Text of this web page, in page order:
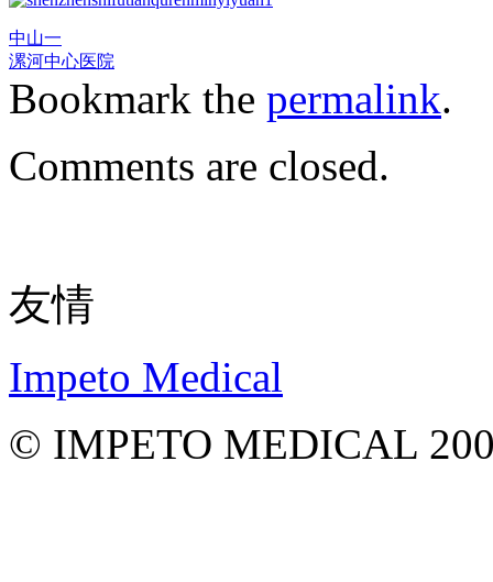
中山一
漯河中心医院
Bookmark the permalink.
Comments are closed.
友情
Impeto Medical
© IMPETO MEDICAL